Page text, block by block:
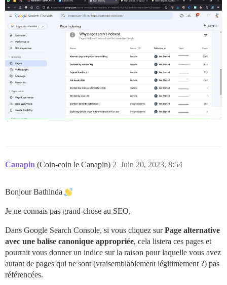
Canapin (Coin-coin le Canapin) Juin 20, 2023, 8:54
2
Bonjour Bathinda
Je ne connais pas grand-chose au SEO.
Dans Google Search Console, si vous cliquez surPage alternative
avec une balise canonique appropriée, cela listera ces pages et
pourrait vous donner un indice sur la raison pour laquelle vous avez
autant de pages qui ne sont (vraisemblablement légitimement ?) pas
référencées.